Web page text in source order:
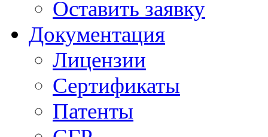
Оставить заявку
Документация
Лицензии
Сертификаты
Патенты